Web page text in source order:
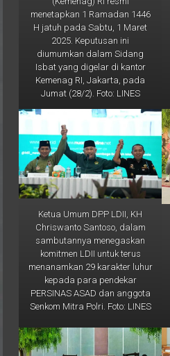
H jatuh pada Sabtu, 1 Maret
2025. Keputusan ini
diumumkan dalam Sidang
Isbat yang digelar di kantor
Kemenag RI, Jakarta, pada
Jumat (28/2). Foto: LINES
Ketua Umum DPP LDII, KH
Chriswanto Santoso, dalam
sambutannya menegaskan
komitmen LDII untuk terus
menanamkan 29 karakter luhur
kepada para pendekar
PERSINAS ASAD dan anggota
Senkom Mitra Polri. Foto: LINES